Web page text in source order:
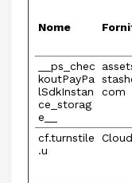
Nome
__ps_chec
koutPayPa
lSdkInstan
ce_storag
e__
com
cf.turnstile
.u